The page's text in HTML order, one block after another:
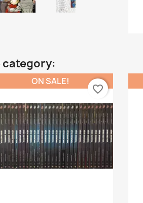
category:
ON SALE!
favorite_border